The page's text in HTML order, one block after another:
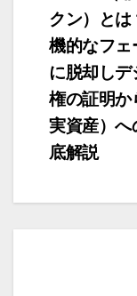
投
稿
ナ
ビ
ゲ
ー
シ
ン
クン）と
機的なフェ
に脱却し
権の証明か
実資産）へ
底解説